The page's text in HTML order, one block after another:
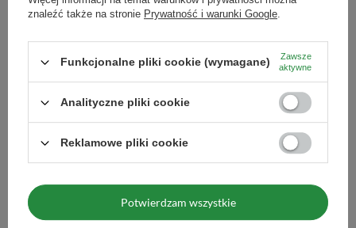
Zestaw prezentowy: japońska matcha premium +
203,99 zł
Zestaw prezentowy:
matcha
160,99 zł / zestaw
znaleźć także na stronie Prywatność i warunki Google.
Funkcjonalne pliki cookie (wymagane)
Zawsze
aktywne
Analityczne pliki cookie
Reklamowe pliki cookie
Potwierdzam wszystkie